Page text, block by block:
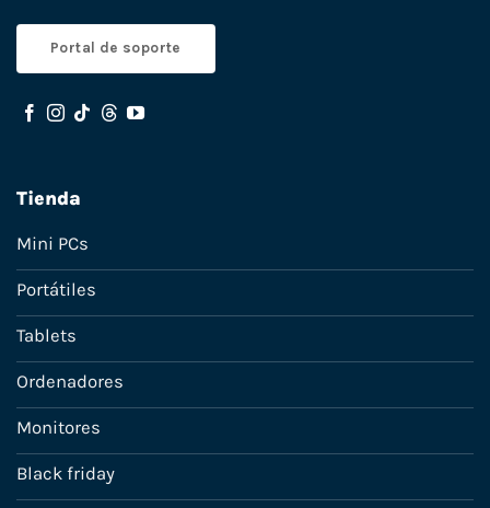
Portal de soporte
Tienda
Mini PCs
Portátiles
Tablets
Ordenadores
Monitores
Black friday